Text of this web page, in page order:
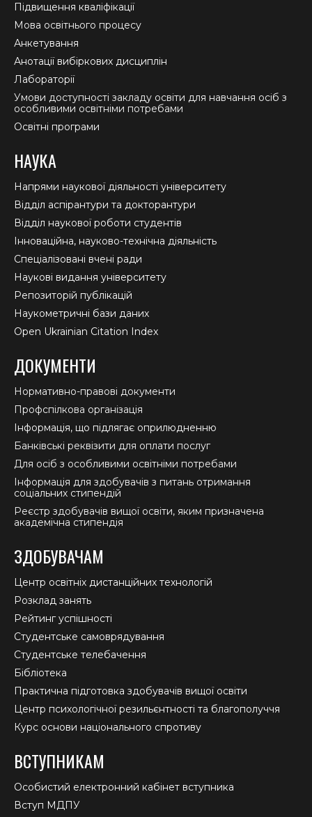
Підвищення кваліфікації
Мова освітнього процесу
Анкетування
Анотації вибіркових дисциплін
Лабораторії
Умови доступності закладу освіти для навчання осіб з
особливими освітніми потребами
Освітні програми
НАУКА
Напрями наукової діяльності університету
Відділ аспірантури та докторантури
Відділ наукової роботи студентів
Інноваційна, науково-технічна діяльність
Спеціалізовані вчені ради
Наукові видання університету
Репозиторій публікацій
Наукометричні бази даних
Open Ukrainian Citation Index
ДОКУМЕНТИ
Нормативно-правові документи
Профспілкова організація
Інформація, що підлягає оприлюдненню
Банківські реквізити для оплати послуг
Для осіб з особливими освітніми потребами
Інформація для здобувачів з питань отримання
соціальних стипендій
Реєстр здобувачів вищої освіти, яким призначена
академічна стипендія
ЗДОБУВАЧАМ
Центр освітніх дистанційних технологій
Розклад занять
Рейтинг успішності
Студентське самоврядування
Студентське телебачення
Бібліотека
Практична підготовка здобувачів вищої освіти
Центр психологічної резильєнтності та благополуччя
Курс основи національного спротиву
ВСТУПНИКАМ
Особистий електронний кабінет вступника
Вступ МДПУ